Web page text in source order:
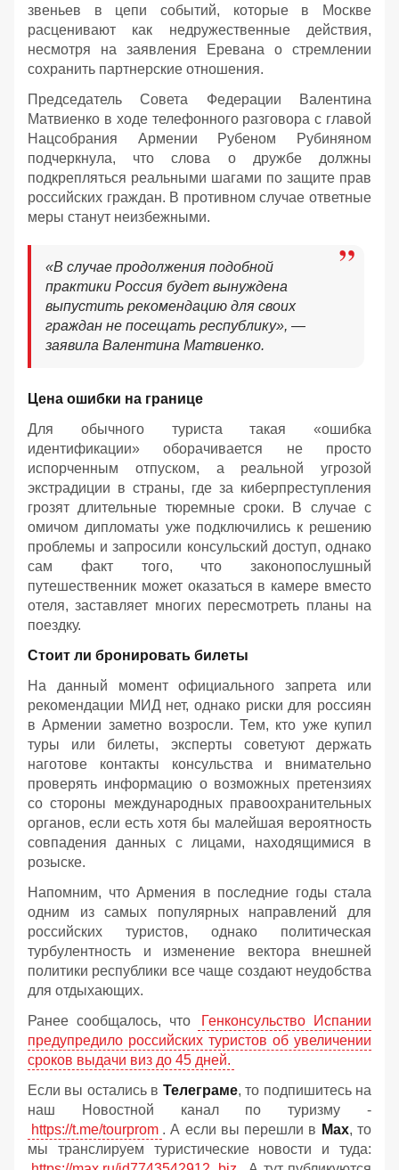
звеньев в цепи событий, которые в Москве
расценивают как недружественные действия,
несмотря на заявления Еревана о стремлении
сохранить партнерские отношения.
Председатель Совета Федерации Валентина
Матвиенко в ходе телефонного разговора с главой
Нацсобрания Армении Рубеном Рубиняном
подчеркнула, что слова о дружбе должны
подкрепляться реальными шагами по защите прав
российских граждан. В противном случае ответные
меры станут неизбежными.
«В случае продолжения подобной
практики Россия будет вынуждена
выпустить рекомендацию для своих
граждан не посещать республику», —
заявила Валентина Матвиенко.
Цена ошибки на границе
Для обычного туриста такая «ошибка
идентификации» оборачивается не просто
испорченным отпуском, а реальной угрозой
экстрадиции в страны, где за киберпреступления
грозят длительные тюремные сроки. В случае с
омичом дипломаты уже подключились к решению
проблемы и запросили консульский доступ, однако
сам факт того, что законопослушный
путешественник может оказаться в камере вместо
отеля, заставляет многих пересмотреть планы на
поездку.
Стоит ли бронировать билеты
На данный момент официального запрета или
рекомендации МИД нет, однако риски для россиян
в Армении заметно возросли. Тем, кто уже купил
туры или билеты, эксперты советуют держать
наготове контакты консульства и внимательно
проверять информацию о возможных претензиях
со стороны международных правоохранительных
органов, если есть хотя бы малейшая вероятность
совпадения данных с лицами, находящимися в
розыске.
Напомним, что Армения в последние годы стала
одним из самых популярных направлений для
российских туристов, однако политическая
турбулентность и изменение вектора внешней
политики республики все чаще создают неудобства
для отдыхающих.
Ранее сообщалось, что
Генконсульство Испании
предупредило российских туристов об увеличении
сроков выдачи виз до 45 дней.
Если вы остались в Телеграме, то подпишитесь на
наш Новостной канал по туризму -
https://t.me/tourprom . А если вы перешли в Мах, то
мы транслируем туристические новости и туда: